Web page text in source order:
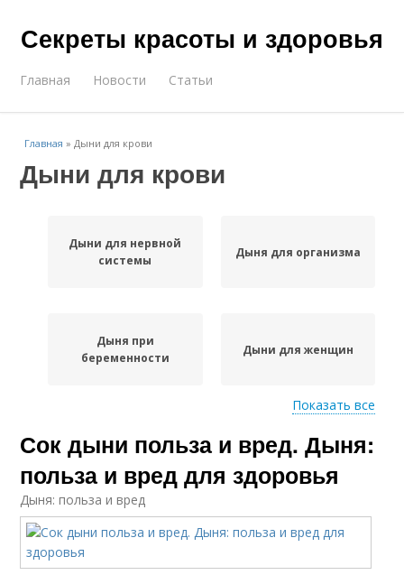
Секреты красоты и здоровья
Главная Новости Статьи
Главная »Дыни для крови
Дыни для крови
Дыни для нервной
системы
Дыня для организма
Дыня при
беременности
Дыни для женщин
Дыни для организма Компот из дыни
Показать все
Сок дыни польза и вред. Дыня:
польза и вред для здоровья
Дыня: польза и вред